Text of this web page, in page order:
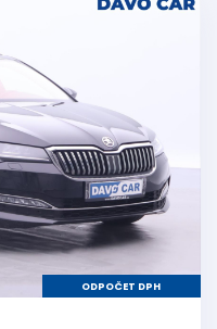
ODPOČET DPH